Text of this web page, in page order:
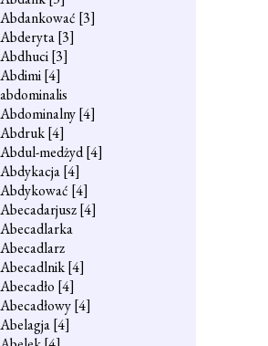
Abdankować [3]
Abderyta[3]
Abdhuci[3]
Abdimi[4]
abdominalis
Abdominalny[4]
Abdruk[4]
Abdul-medżyd[4]
Abdykacja[4]
Abdykować [4]
Abecadarjusz[4]
Abecadlarka
Abecadlarz
Abecadlnik[4]
Abecadło [4]
Abecadłowy[4]
Abelagja[4]